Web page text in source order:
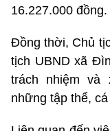
16.227.000 đồng.
Đồng thời, Chủ
tịch UBND xã
trách nhiệm và
những tập thể,